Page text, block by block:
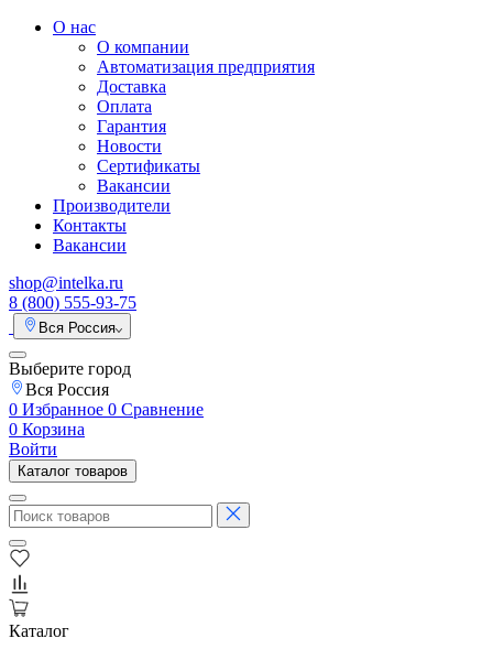
О нас
О компании
Автоматизация предприятия
Доставка
Оплата
Гарантия
Новости
Сертификаты
Вакансии
Производители
Контакты
Вакансии
shop@intelka.ru
8 (800) 555-93-75
Вся Россия
Выберите город
Вся Россия
0 Избранное 0 Сравнение
0 Корзина
Войти
Каталог товаров
Каталог